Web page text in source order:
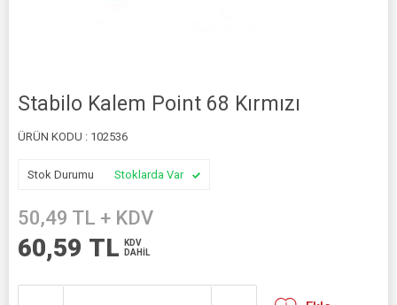
Stabilo Kalem Point 68 Kırmızı
ÜRÜN KODU : 102536
Stok Durumu Stoklarda Var
50,49 TL + KDV
60,59 TL
KDV
DAHİL